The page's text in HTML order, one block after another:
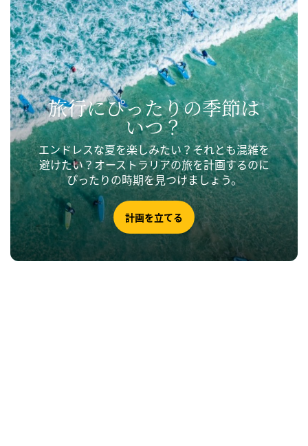
旅行に​ぴったりの​季節は
いつ？
エンドレスな夏を楽しみたい？それとも混雑を
避けたい？オーストラリアの旅を計画するのに
ぴったりの時期を見つけましょう。
計画を立てる